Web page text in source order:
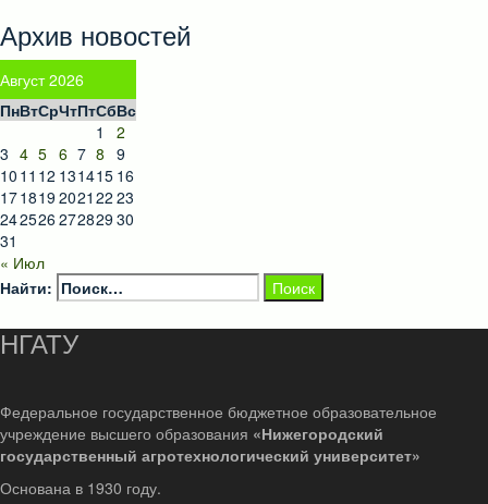
Архив новостей
Август 2026
ПнВтСрЧтПтСбВс
1
2
3 4 5 6 7 8 9
10 11 12 131415 16
171819 2021 22 23
242526 272829 30
31
« Июл
Найти:
НГАТУ
Федеральное государственное бюджетное образовательное
учреждение высшего образования «Нижегородский
государственный агротехнологический университет»
Основана в 1930 году.